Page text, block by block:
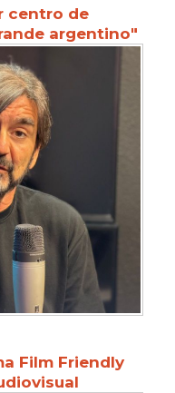
centro de
argentino"
Film Friendly